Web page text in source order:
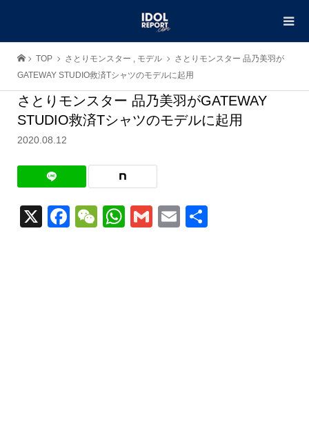
TOP さとりモンスター , モデル
さとりモンスター 品乃美羽が
GATEWAY STUDIO救済Tシャツのモデルに起用
さとりモンスター 品乃美羽がGATEWAY
STUDIO救済Tシャツのモデルに起用
2020.08.12
X Facebook
WeChat
WhatsApp
GmailEmail